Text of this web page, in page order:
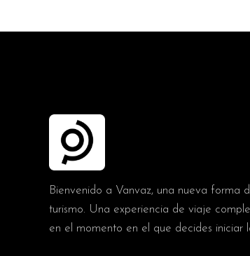
Bienvenido a Vanvaz, una nueva forma
turismo. Una experiencia de viaje
en el momento en el que decides iniciar